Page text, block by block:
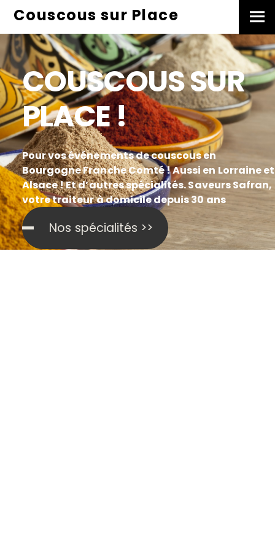
Skip
content
Menu
Couscous sur Place
COUSCOUS SUR
PLACE !
Pour vos événements de couscous en
Bourgogne Franche Comté ! Aussi en Lorraine et
Alsace ! Et d’autres spécialités. Saveurs Safran,
votre traiteur à domicile depuis 30 ans
Nos spécialités >>